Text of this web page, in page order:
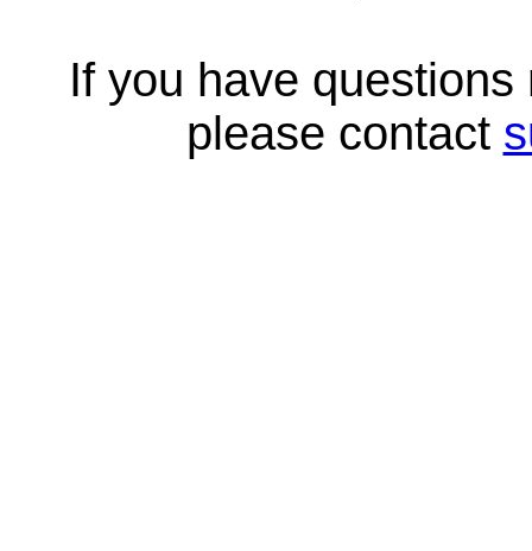
If you have
please contact